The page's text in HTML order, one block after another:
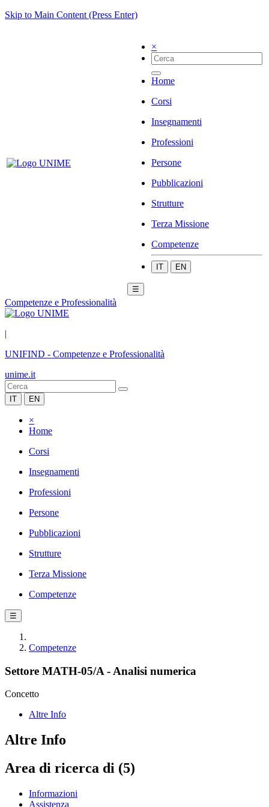
Skip to Main Content (Press Enter)
×
Home
Corsi
Insegnamenti
Professioni
Persone
Pubblicazioni
Strutture
Terza Missione
Competenze
IT EN
☰
Competenze e Professionalità
|
UNIFIND - Competenze e Professionalità
unime.it
IT EN
×
Home
Corsi
Insegnamenti
Professioni
Persone
Pubblicazioni
Strutture
Terza Missione
Competenze
☰
Competenze
Settore MATH-05/A - Analisi numerica
Concetto
Altre Info
Altre Info
Area di ricerca di (5)
Informazioni
Assistenza